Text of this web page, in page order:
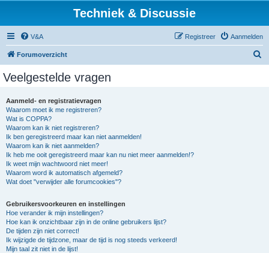
Techniek & Discussie
V&A Aanmelden
Registreer
Forumoverzicht
Veelgestelde vragen
Aanmeld- en registratievragen
Waarom moet ik me registreren?
Wat is COPPA?
Waarom kan ik niet registreren?
Ik ben geregistreerd maar kan niet aanmelden!
Waarom kan ik niet aanmelden?
Ik heb me ooit geregistreerd maar kan nu niet meer aanmelden!?
Ik weet mijn wachtwoord niet meer!
Waarom word ik automatisch afgemeld?
Wat doet "verwijder alle forumcookies"?
Gebruikersvoorkeuren en instellingen
Hoe verander ik mijn instellingen?
Hoe kan ik onzichtbaar zijn in de online gebruikers lijst?
De tijden zijn niet correct!
Ik wijzigde de tijdzone, maar de tijd is nog steeds verkeerd!
Mijn taal zit niet in de lijst!